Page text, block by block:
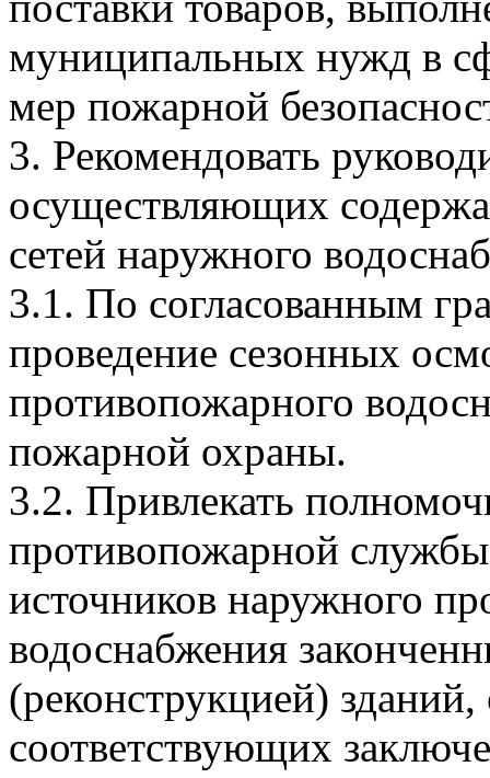
муниципальных нужд в
мер пожарной
3. Рекомендовать
осуществляющих
сетей наружного
3.1. По согласованным
проведение сезонных
противопожарного
пожарной охраны.
3.2. Привлекать
противопожарной
источников наружного
водоснабжения
(реконструкцией)
соответствующих